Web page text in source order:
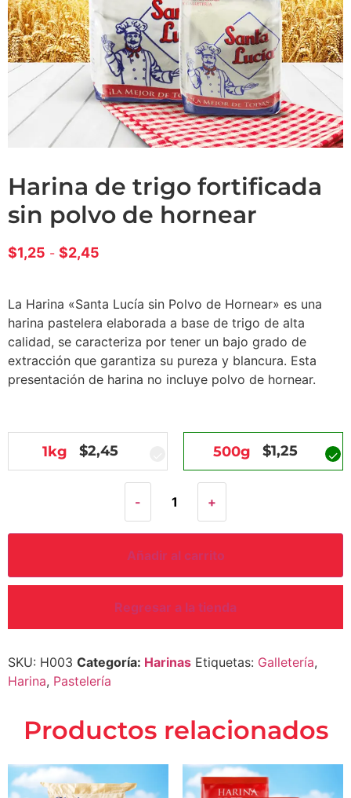
harina de trigo fortificada
sin polvo de hornear
$1,25 - $2,45
La Harina «Santa Lucía sin Polvo de Hornear» es una
harina pastelera elaborada a base de trigo de alta
calidad, se caracteriza por tener un bajo grado de
extracción que garantiza su pureza y blancura. Esta
presentación de harina no incluye polvo de hornear.
1kg $2,45 500g $1,25
- +
Añadir al carrito
Regresar a la tienda
SKU: H003 Categoría: Harinas Etiquetas: Galletería,
Harina, Pastelería
productos relacionados